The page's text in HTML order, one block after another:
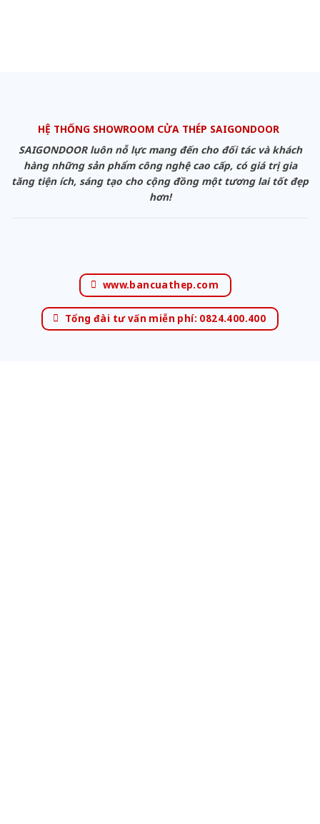
HỆ THỐNG SHOWROOM CỬA THÉP SAIGONDOOR
SAIGONDOOR luôn nỗ lực mang đến cho đối tác và khách
hàng những sản phẩm công nghệ cao cấp, có giá trị gia
tăng tiện ích, sáng tạo cho cộng đồng một tương lai tốt đẹp
hơn!
www.bancuathep.com
Tổng đài tư vấn miễn phí: 0824.400.400